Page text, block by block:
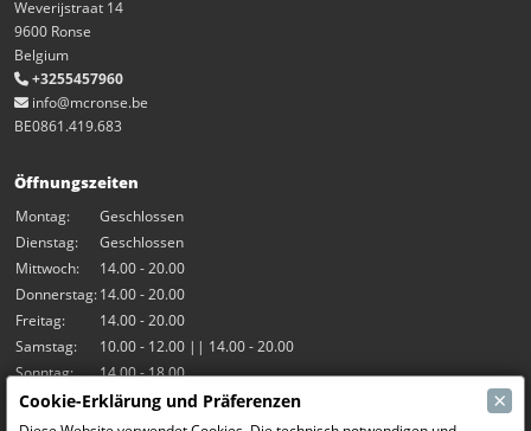
Weverijstraat 14
9600 Ronse
Belgium
+3255457960
info@mcronse.be
BE0861.419.683
Öffnungszeiten
Montag:
Geschlossen
Dienstag:
Geschlossen
Mittwoch:
14.00 - 20.00
Donnerstag:14.00 - 20.00
Freitag:
14.00 - 20.00
Samstag:
10.00 - 12.00 || 14.00 - 20.00
Sonntag:
14.00 - 18.00
Cookie-Erklärung und Präferenzen ×